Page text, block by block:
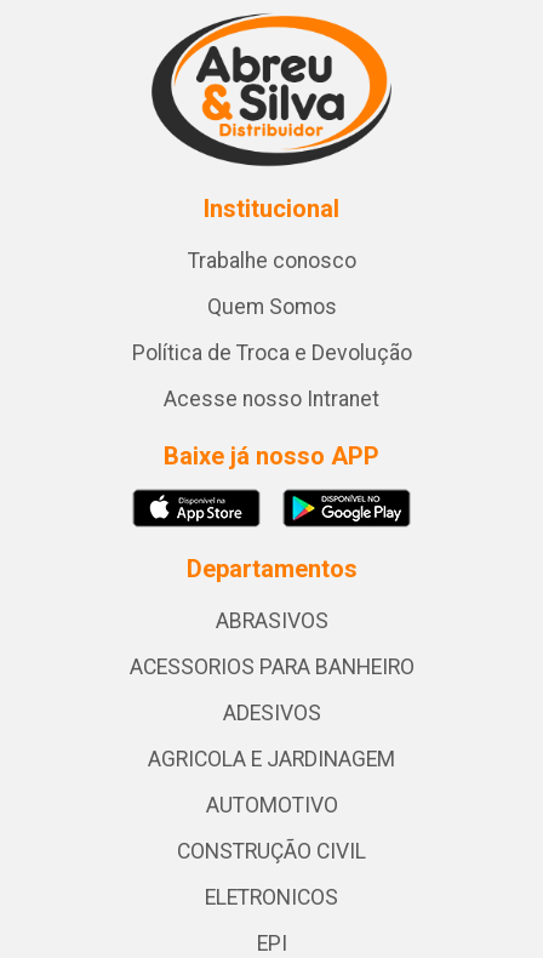
Institucional
Trabalhe conosco
Quem Somos
Política de Troca e Devolução
Acesse nosso Intranet
Baixe já nosso APP
Departamentos
ABRASIVOS
ACESSORIOS PARA BANHEIRO
ADESIVOS
AGRICOLA E JARDINAGEM
AUTOMOTIVO
CONSTRUÇÃO CIVIL
ELETRONICOS
EPI